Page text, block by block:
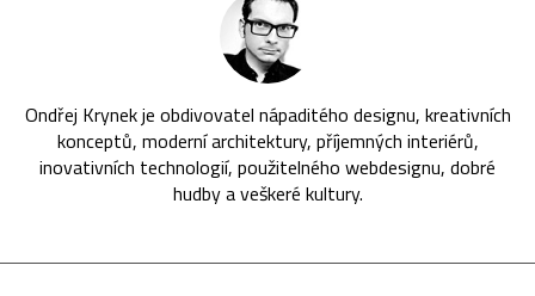
Ondřej Krynek je obdivovatel nápaditého designu, kreativních
konceptů, moderní architektury, příjemných interiérů,
inovativních technologií, použitelného webdesignu, dobré
hudby a veškeré kultury.